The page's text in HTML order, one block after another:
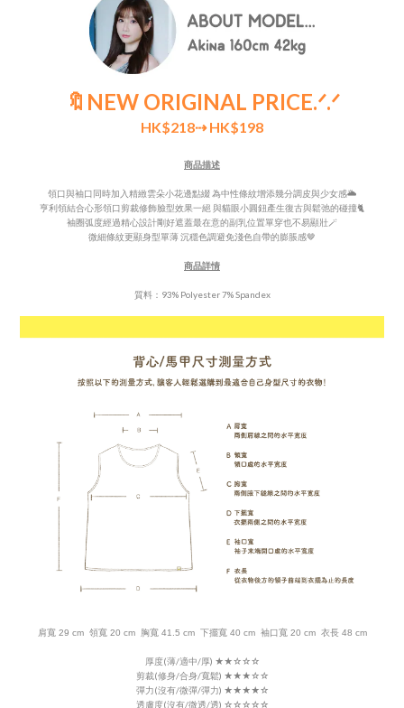
🔖NEW ORIGINAL PRICE.ᐟ.ᐟ
HK$218⇢ HK$198
商品描述
領口與袖口同時加入精緻雲朵小花邊點綴 為中性條紋增添幾分調皮與少女感🌥️
亨利領結合心形領口剪裁修飾臉型效果一絕 與貓眼小圓鈕產生復古與鬆弛的碰撞🐈
袖圈弧度經過精心設計剛好遮蓋最在意的副乳位置單穿也不易顯壯🪄
微細條紋更顯身型單薄 沉穩色調避免淺色自帶的膨脹感🤎
商品詳情
質料：93% Polyester 7% Spandex
肩寬 29 cm  領寬 20 cm  胸寬 41.5 cm  下擺寬 40 cm  袖口寬 20 cm  衣長 48 cm
厚度(薄/適中/厚) ★★☆☆☆
剪裁(修身/合身/寬鬆) ★★★☆☆
彈力(沒有/微彈/彈力) ★★★★☆
透膚度(沒有/微透/透) ☆☆☆☆☆